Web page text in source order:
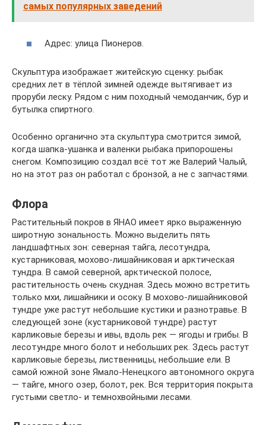
самых популярных заведений
Адрес: улица Пионеров.
Скульптура изображает житейскую сценку: рыбак
средних лет в тёплой зимней одежде вытягивает из
проруби леску. Рядом с ним походный чемоданчик, бур и
бутылка спиртного.
Особенно органично эта скульптура смотрится зимой,
когда шапка-ушанка и валенки рыбака припорошены
снегом. Композицию создал всё тот же Валерий Чалый,
но на этот раз он работал с бронзой, а не с запчастями.
Флора
Растительный покров в ЯНАО имеет ярко выраженную
широтную зональность. Можно выделить пять
ландшафтных зон: северная тайга, лесотундра,
кустарниковая, мохово-лишайниковая и арктическая
тундра. В самой северной, арктической полосе,
растительность очень скудная. Здесь можно встретить
только мхи, лишайники и осоку. В мохово-лишайниковой
тундре уже растут небольшие кустики и разнотравье. В
следующей зоне (кустарниковой тундре) растут
карликовые березы и ивы, вдоль рек — ягоды и грибы. В
лесотундре много болот и небольших рек. Здесь растут
карликовые березы, лиственницы, небольшие ели. В
самой южной зоне Ямало-Ненецкого автономного округа
— тайге, много озер, болот, рек. Вся территория покрыта
густыми светло- и темнохвойными лесами.